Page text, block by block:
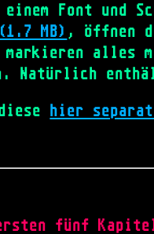
Font und
MB) , öffnen
alles
Natürlich
hier
fünf